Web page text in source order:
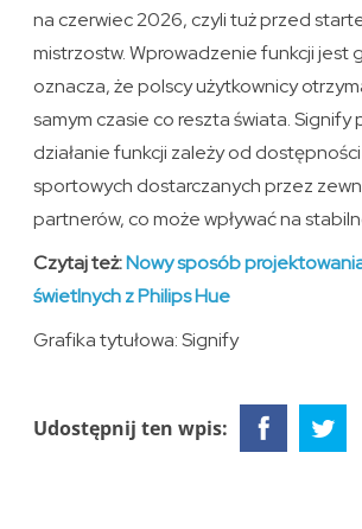
na czerwiec 2026, czyli tuż przed
mistrzostw. Wprowadzenie funkcji jest
oznacza, że polscy użytkownicy
samym czasie co reszta świata. Signify
działanie funkcji zależy od
sportowych dostarczanych przez
partnerów, co może wpływać na
Czytaj też:Nowy sposób
świetlnych z Philips Hue
Grafika tytułowa: Signify
Udostępnij ten wpis: